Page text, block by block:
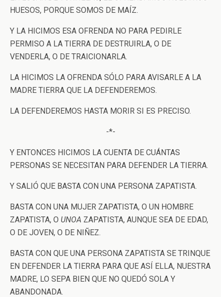
HUESOS, PORQUE SOMOS DE MAÍZ.
Y LA HICIMOS ESA OFRENDA NO PARA PEDIRLE
PERMISO A LA TIERRA DE DESTRUIRLA, O DE
VENDERLA, O DE TRAICIONARLA.
LA HICIMOS LA OFRENDA SÓLO PARA AVISARLE A LA
MADRE TIERRA QUE LA DEFENDEREMOS.
LA DEFENDEREMOS HASTA MORIR SI ES PRECISO.
-*-
Y ENTONCES HICIMOS LA CUENTA DE CUÁNTAS
PERSONAS SE NECESITAN PARA DEFENDER LA TIERRA.
Y SALIÓ QUE BASTA CON UNA PERSONA ZAPATISTA.
BASTA CON UNA MUJER ZAPATISTA, O UN HOMBRE
ZAPATISTA, O UNOA ZAPATISTA, AUNQUE SEA DE EDAD,
O DE JOVEN, O DE NIÑEZ.
BASTA CON QUE UNA PERSONA ZAPATISTA SE TRINQUE
EN DEFENDER LA TIERRA PARA QUE ASÍ ELLA, NUESTRA
MADRE, LO SEPA BIEN QUE NO QUEDÓ SOLA Y
ABANDONADA.